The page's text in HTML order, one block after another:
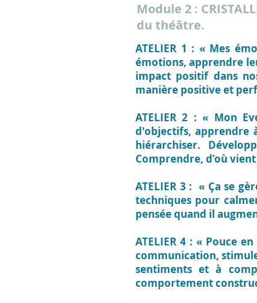
Module 2 :
du théâtre.
ATELIER 1 : « Mes
émotions, apprendre
impact positif dans
manière positive et
ATELIER 2 : « Mon
d'objectifs, apprendre
hiérarchiser.
Comprendre, d’où
ATELIER 3 : « Ça se
techniques pour
pensée quand il
ATELIER 4 : « Pouce en
communication,
sentiments et à
comportement